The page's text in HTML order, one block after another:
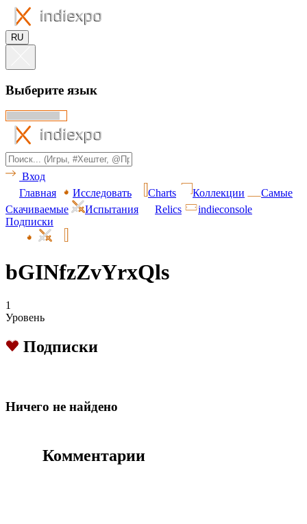
RU
Выберите язык
Вход
Главная
Исследовать Charts Коллекции
Самые
Скачиваемые
Испытания Relics
indieconsole
Подписки
bGINfzZvYrxQls
1
Уровень
Подписки
Hичего не найдено
Комментарии